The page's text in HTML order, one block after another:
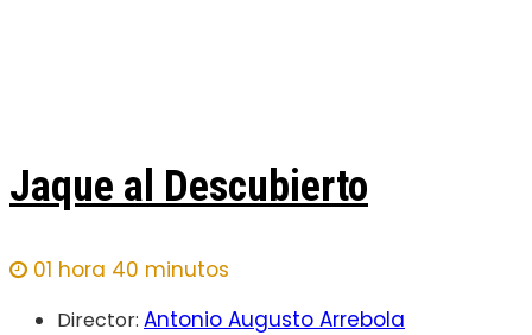
Jaque al Descubierto
01 hora 40 minutos
Director: Antonio Augusto Arrebola